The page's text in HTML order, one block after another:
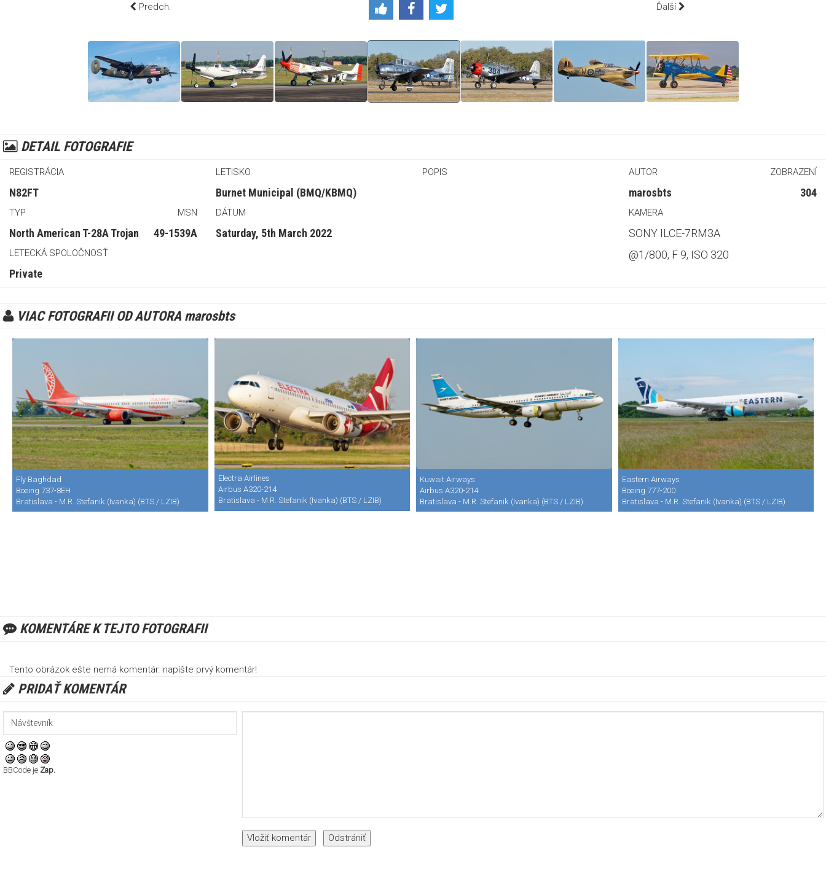
Predch. Ďalší
DETAIL FOTOGRAFIE
REGISTRÁCIA
N82FT
TYP MSN
North American T-28A Trojan 49-1539A
LETECKÁ SPOLOČNOSŤ
Private
LETISKO
Burnet Municipal (BMQ/KBMQ)
DÁTUM
Saturday, 5th March 2022
POPIS AUTOR ZOBRAZENÍ
marosbts 304
KAMERA
SONY ILCE-7RM3A
@1/800, F 9, ISO 320
VIAC FOTOGRAFII OD AUTORA marosbts
Fly Baghdad
Boeing 737-8EH
Bratislava - M.R. Stefanik (Ivanka) (BTS / LZIB)
Electra Airlines
Airbus A320-214
Bratislava - M.R. Stefanik (Ivanka) (BTS / LZIB)
Kuwait Airways
Airbus A320-214
Bratislava - M.R. Stefanik (Ivanka) (BTS / LZIB)
Eastern Airways
Boeing 777-200
Bratislava - M.R. Stefanik (Ivanka) (BTS / LZIB)
KOMENTÁRE K TEJTO FOTOGRAFII
Tento obrázok ešte nemá komentár. napíšte prvý komentár!
PRIDAŤ KOMENTÁR
BBCode je Zap.